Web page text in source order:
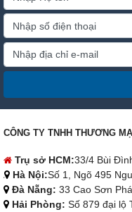
CÔNG TY TNHH THƯƠNG
Trụ sở HCM:33/4 Bùi
Hà Nội:Số 1, Ngõ 495
Đà Nẵng: 33 Cao Sơn
Hải Phòng: Số 879 đại lộ